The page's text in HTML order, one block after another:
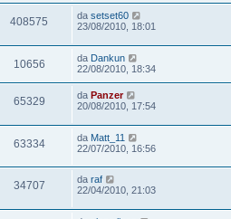
408575 da setset60
23/08/2010, 18:01
10656 da Dankun
22/08/2010, 18:34
65329 da Panzer
20/08/2010, 17:54
63334 da Matt_11
22/07/2010, 16:56
34707 da raf
22/04/2010, 21:03